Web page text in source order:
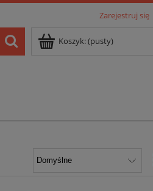
Zarejestruj się
Koszyk:(pusty)